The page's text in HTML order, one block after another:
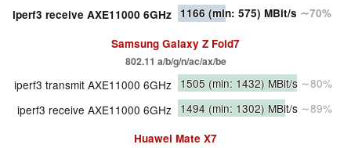
iperf3 receive AXE11000 6GHz 1166 (min: 575) MBit/s ∼70%
Samsung Galaxy Z Fold7
802.11 a/​b/​g/​n/​ac/​ax/​be
iperf3 transmit AXE11000 6GHz 1505 (min: 1432) MBit/s ∼80%
iperf3 receive AXE11000 6GHz 1494 (min: 1302) MBit/s ∼89%
Huawei Mate X7